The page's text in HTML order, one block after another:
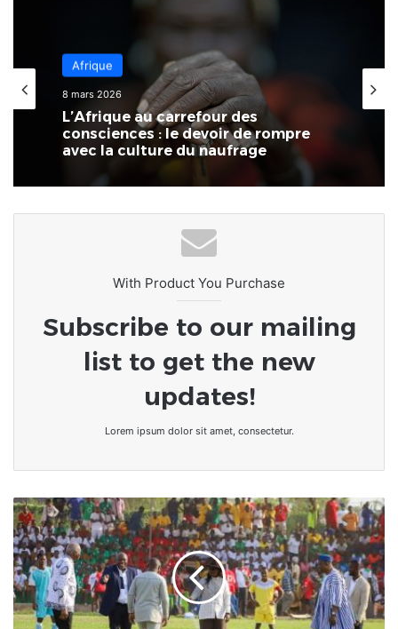
Économie
Au Togo, il existe un écart
significatif entre les performances
économiques reconnues et la réalité
quotidienne des foyers
With Product You Purchase
Subscribe to our mailing
list to get the new
updates!
Lorem ipsum dolor sit amet, consectetur.
Togo-
Sports
:
Lidi
Bessi
Kama
lance